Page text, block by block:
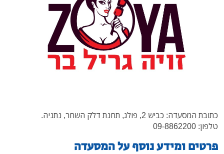
כתובת המסעדה: כביש 2, פולג, תחנת דלק השחר, נתניה.
טלפון: 09-8862200
פרטים ומידע נוסף על המסעדה